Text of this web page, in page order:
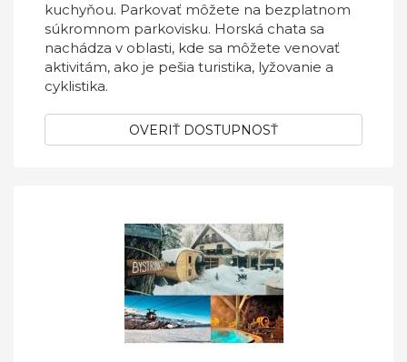
kuchyňou. Parkovať môžete na bezplatnom
súkromnom parkovisku. Horská chata sa
nachádza v oblasti, kde sa môžete venovať
aktivitám, ako je pešia turistika, lyžovanie a
cyklistika.
OVERIŤ DOSTUPNOSŤ